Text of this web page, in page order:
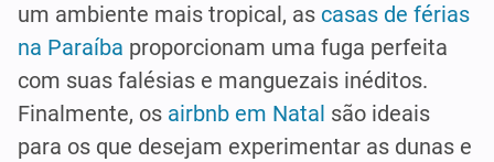
um ambiente mais tropical, as casas de férias
na Paraíba proporcionam uma fuga perfeita
com suas falésias e manguezais inéditos.
Finalmente, os airbnb em Natal são ideais
para os que desejam experimentar as dunas e